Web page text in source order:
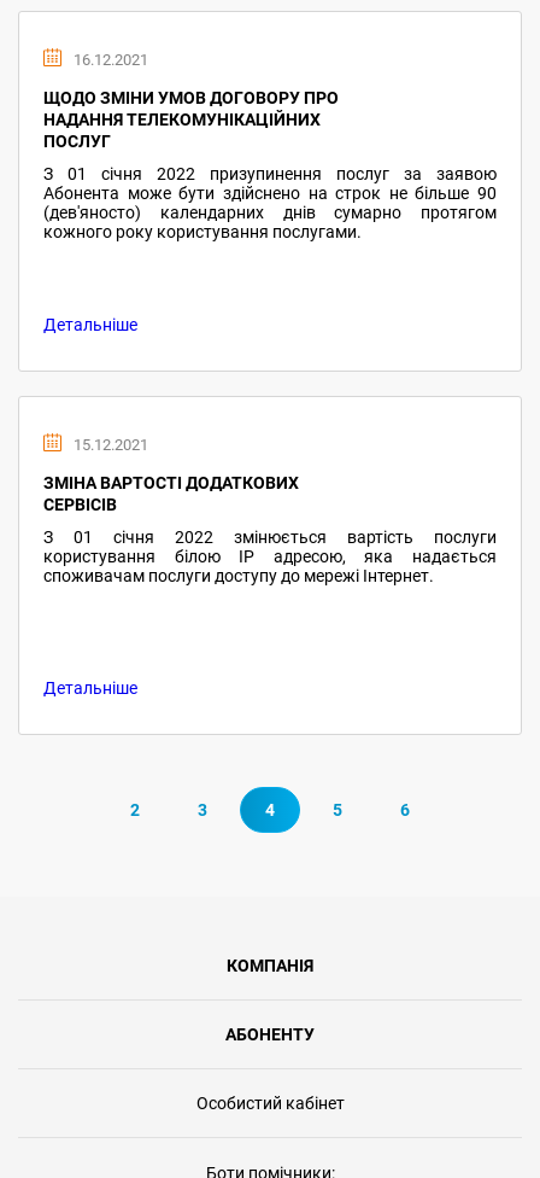
16.12.2021
ЩОДО ЗМІНИ УМОВ ДОГОВОРУ ПРО
НАДАННЯ ТЕЛЕКОМУНІКАЦІЙНИХ
ПОСЛУГ
З 01 січня 2022 призупинення послуг за заявою
Абонента може бути здійснено на строк не більше 90
(дев'яносто) календарних днів сумарно протягом
кожного року користування послугами.
Детальніше
15.12.2021
ЗМІНА ВАРТОСТІ ДОДАТКОВИХ
СЕРВІСІВ
З 01 січня 2022 змінюється вартість послуги
користування білою ІР адресою, яка надається
споживачам послуги доступу до мережі Інтернет.
Детальніше
2 3 4 5 6
КОМПАНІЯ
АБОНЕНТУ
Особистий кабінет
Боти помічники: